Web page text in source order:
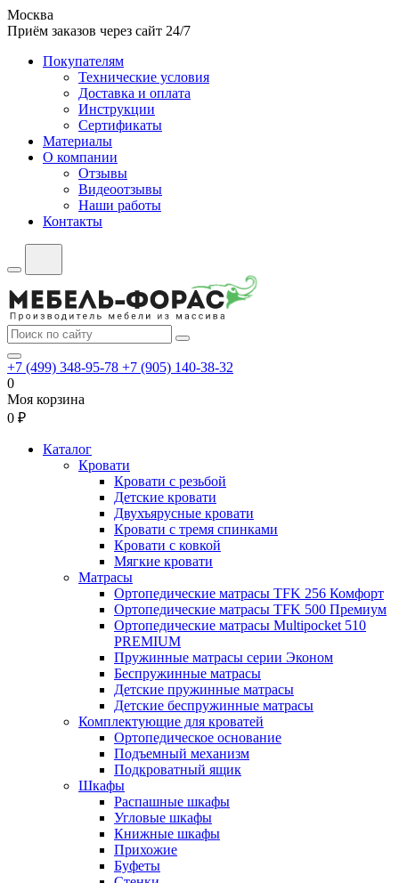
Москва
Приём заказов через сайт 24/7
Покупателям
Технические условия
Доставка и оплата
Инструкции
Сертификаты
Материалы
О компании
Отзывы
Видеоотзывы
Наши работы
Контакты
+7 (499) 348-95-78 +7 (905) 140-38-32
0
Моя корзина
0 ₽
Каталог
Кровати
Кровати с резьбой
Детские кровати
Двухъярусные кровати
Кровати с тремя спинками
Кровати с ковкой
Мягкие кровати
Матрасы
Ортопедические матрасы TFK 256 Комфорт
Ортопедические матрасы TFK 500 Премиум
Ортопедические матрасы Multipocket 510
PREMIUM
Пружинные матрасы серии Эконом
Беспружинные матрасы
Детские пружинные матрасы
Детские беспружинные матрасы
Комплектующие для кроватей
Ортопедическое основание
Подъемный механизм
Подкроватный ящик
Шкафы
Распашные шкафы
Угловые шкафы
Книжные шкафы
Прихожие
Буфеты